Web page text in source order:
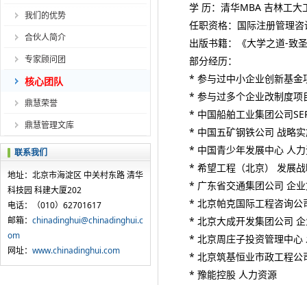
我们的优势
合伙人简介
专家顾问团
核心团队
鼎慧荣誉
鼎慧管理文库
联系我们
地址：北京市海淀区 中关村东路 清华
科技园 科建大厦202
电话：（010）62701617
邮箱： chinadinghui@chinadinghui.c
om
网址： www.chinadinghui.com
学 历：清华MBA 吉林工大
任职资格：国际注册管理
出版书籍：《大学之道-致
部分经历：
* 参与过中小企业创新基金
* 参与过多个企业改制度项
* 中国船舶工业集团公司
* 中国五矿钢铁公司 战略
* 中国青少年发展中心 人
* 希望工程（北京） 发展
* 广东省交通集团公司 企
* 北京帕克国际工程咨询公
* 北京大成开发集团公司
* 北京周庄子投资管理中心
* 北京筑基恒业市政工程公
* 豫能控股 人力资源